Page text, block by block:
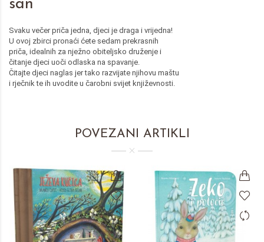
san
Svaku večer priča jedna, djeci je draga i vrijedna!
U ovoj zbirci pronaći ćete sedam prekrasnih
priča, idealnih za nježno obiteljsko druženje i
čitanje djeci uoči odlaska na spavanje.
Čitajte djeci naglas jer tako razvijate njihovu maštu
i rječnik te ih uvodite u čarobni svijet književnosti.
POVEZANI ARTIKLI